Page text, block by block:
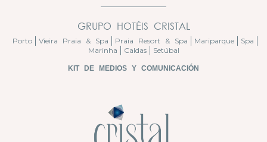
GRUPO HOTÉIS CRISTAL
Porto Vieira Praia & Spa Praia Resort & Spa Mariparque
Spa
Marinha
Caldas Setúbal
KIT DE MEDIOS Y COMUNICACIÓN